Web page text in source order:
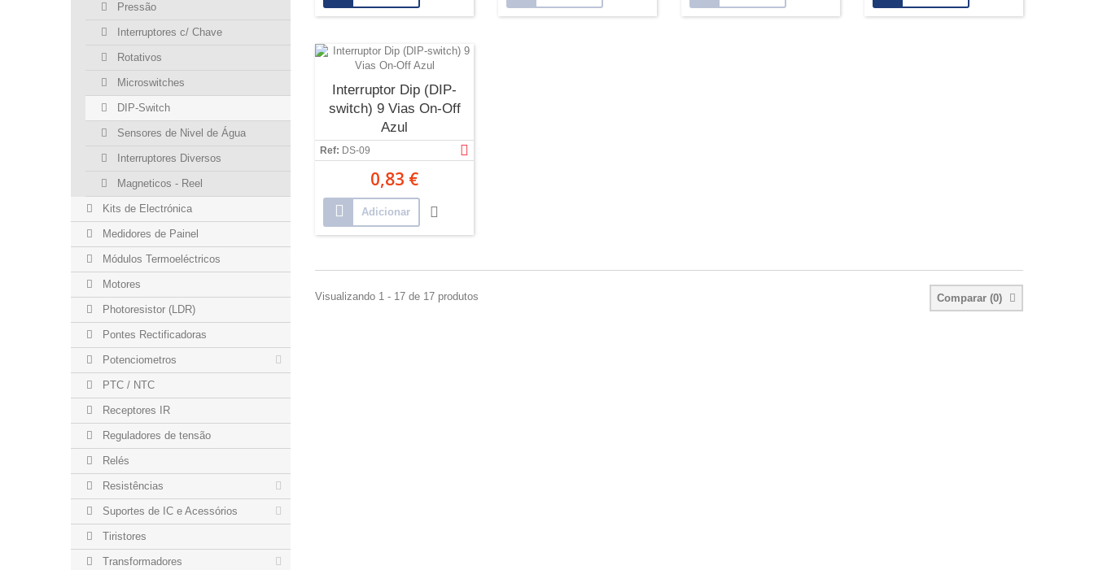
Pressão
Interruptores c/ Chave
Rotativos
Microswitches
DIP-Switch
Sensores de Nivel de Água
Interruptores Diversos
Magneticos - Reel
Kits de Electrónica
Medidores de Painel
Módulos Termoeléctricos
Motores
Photoresistor (LDR)
Pontes Rectificadoras
Potenciometros
PTC / NTC
Receptores IR
Reguladores de tensão
Relés
Resistências
Suportes de IC e Acessórios
Tiristores
Transformadores
Interruptor Dip (DIP-
switch) 9 Vias On-Off
Azul
Ref: DS-09
0,83 €
Adicionar
Comparar (0)
Visualizando 1 - 17 de 17 produtos